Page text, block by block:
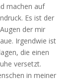
machen auf
Es ist der
der mir
Irgendwie ist
die einen
versetzt.
in meiner